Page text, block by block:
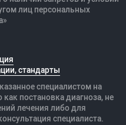
лиц персональных
стандарты
специалистом на
постановка диагноза, не
лечения либо для
специалиста.